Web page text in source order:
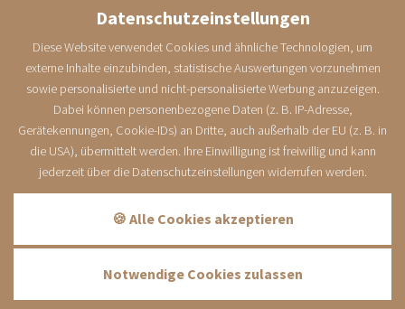
Datenschutzeinstellungen
Diese Website verwendet Cookies und ähnliche Technologien, um
externe Inhalte einzubinden, statistische Auswertungen vorzunehmen
sowie personalisierte und nicht-personalisierte Werbung anzuzeigen.
Dabei können personenbezogene Daten (z. B. IP-Adresse,
Gerätekennungen, Cookie-IDs) an Dritte, auch außerhalb der EU (z. B. in
die USA), übermittelt werden. Ihre Einwilligung ist freiwillig und kann
jederzeit über die Datenschutzeinstellungen widerrufen werden.
🍪 Alle Cookies akzeptieren
Notwendige Cookies zulassen
Zuverlässiger Reiseschutz mit der ERV, unserem Partner in
Sachen Reiseverischerung.
JETZT ABSCHLIESSEN >>
City-Apphotel · Prof.-Böhm-Str. 9 · 94072 Bad Füssing
+49 (0)8531 2590 · E-Mail info@city-apphotel.de